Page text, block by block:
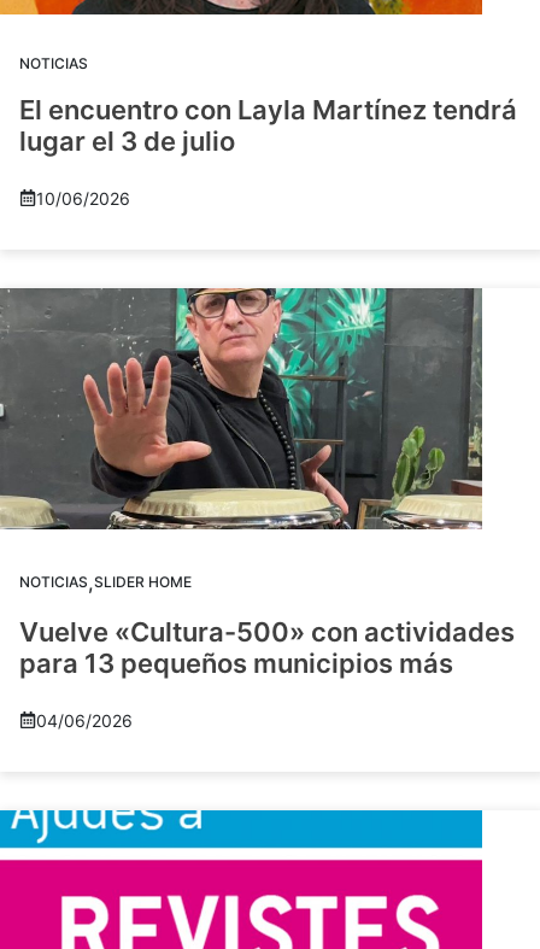
NOTICIAS
El encuentro con Layla Martínez tendrá
lugar el 3 de julio
10/06/2026
NOTICIAS,SLIDER HOME
Vuelve «Cultura-500» con actividades
para 13 pequeños municipios más
04/06/2026